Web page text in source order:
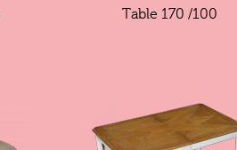
Table 170 /100